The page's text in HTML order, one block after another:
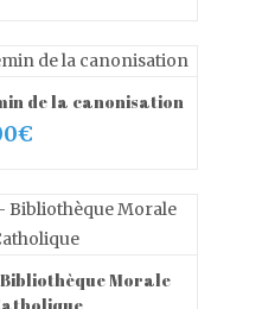
de la canonisation
€
Morale